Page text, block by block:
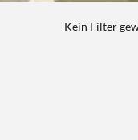
Kein Filter